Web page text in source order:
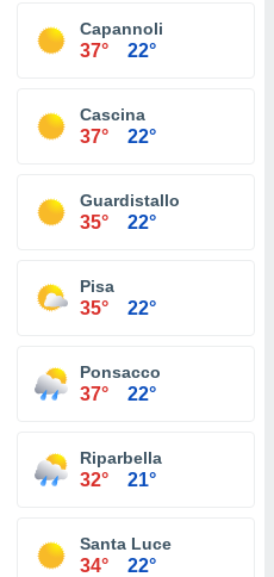
Capannoli
37° 22°
Cascina
37° 22°
Guardistallo
35° 22°
Pisa
35° 22°
Ponsacco
37° 22°
Riparbella
32° 21°
Santa Luce
34° 22°